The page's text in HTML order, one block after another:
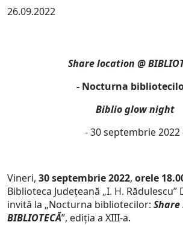
26.09.2022
Share location @
- Nocturna
Biblio glow night
- 30 septembrie 2022
Vineri, 30 septembrie 2022, orele
Biblioteca Judeţeană „I. H. Rădulescu”
invită la „Nocturna bibliotecilor:
BIBLIOTECĂ”, ediția a XIII-a.